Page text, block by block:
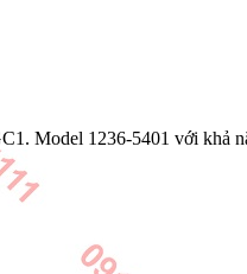
Model 1236-5401 với khả